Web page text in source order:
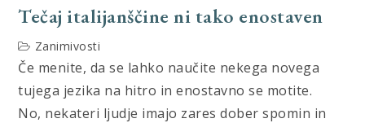
Tečaj italijanščine ni tako enostaven
Zanimivosti
Če menite, da se lahko naučite nekega novega
tujega jezika na hitro in enostavno se motite.
No, nekateri ljudje imajo zares dober spomin in